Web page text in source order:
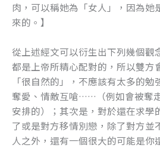
肉，可以稱她為「女人」，因為她
來的。】
從上述經文可以衍生出下列幾個觀
都是上帝所精心配對的，所以雙方
「很自然的」，不應該有太多的
奪愛、情敵互嗆……（例如會被奪
安排的）；其次是，對於還在求學
了或是對方移情別戀，除了對方並
人之外，還有一個很大的可能是你